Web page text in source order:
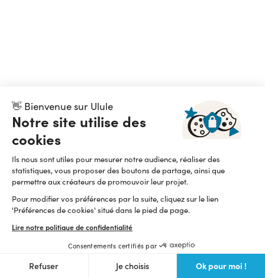
👋 Bienvenue sur Ulule
Notre site utilise des
cookies
Ils nous sont utiles pour mesurer notre audience, réaliser des
statistiques, vous proposer des boutons de partage, ainsi que
permettre aux créateurs de promouvoir leur projet.
Pour modifier vos préférences par la suite, cliquez sur le lien
'Préférences de cookies' situé dans le pied de page.
Lire notre politique de confidentialité
Consentements certifiés par
Refuser Je choisis Ok pour moi !